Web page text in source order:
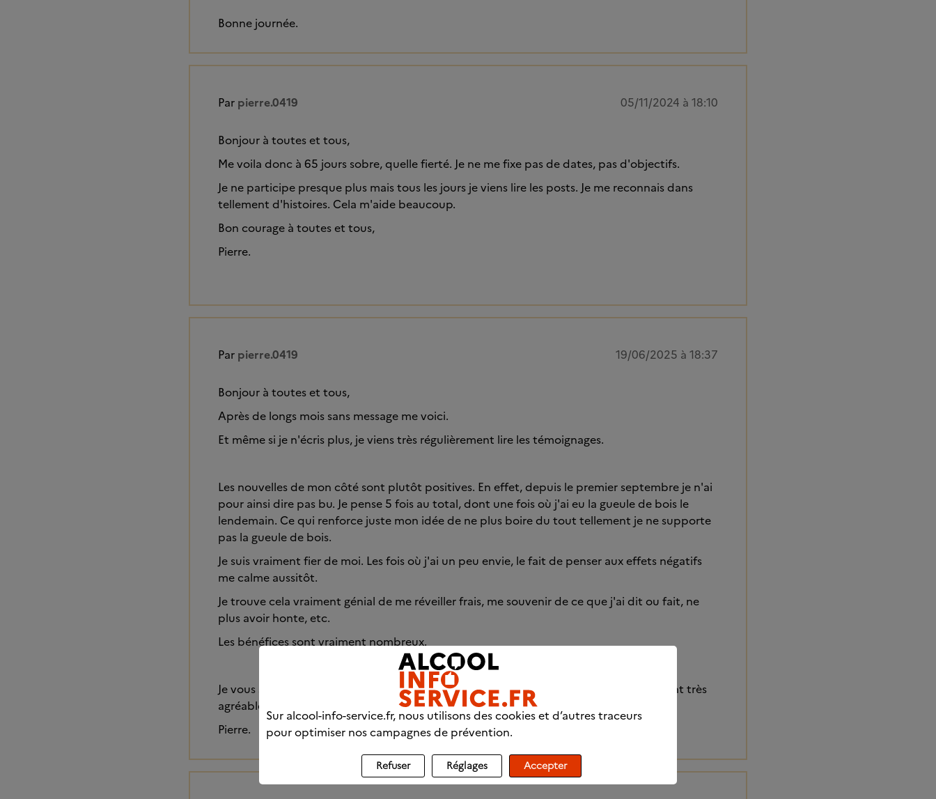
Bonne journée.
Par pierre.0419 05/11/2024 à 18:10
Bonjour à toutes et tous,
Me voila donc à 65 jours sobre, quelle fierté. Je ne me fixe pas de dates, pas d'objectifs.
Je ne participe presque plus mais tous les jours je viens lire les posts. Je me reconnais dans
tellement d'histoires. Cela m'aide beaucoup.
Bon courage à toutes et tous,
Pierre.
Par pierre.0419 19/06/2025 à 18:37
Bonjour à toutes et tous,
Après de longs mois sans message me voici.
Et même si je n'écris plus, je viens très régulièrement lire les témoignages.
Les nouvelles de mon côté sont plutôt positives. En effet, depuis le premier septembre je n'ai
pour ainsi dire pas bu. Je pense 5 fois au total, dont une fois où j'ai eu la gueule de bois le
lendemain. Ce qui renforce juste mon idée de ne plus boire du tout tellement je ne supporte
pas la gueule de bois.
Je suis vraiment fier de moi. Les fois où j'ai un peu envie, le fait de penser aux effets négatifs
me calme aussitôt.
Je trouve cela vraiment génial de me réveiller frais, me souvenir de ce que j'ai dit ou fait, ne
plus avoir honte, etc.
Les bénéfices sont vraiment nombreux.
Je vous souhaite à toutes et tous du courage. Ne pas boire fait peur, mais c'est vraiment très
agréable.
Pierre.
Sur alcool-info-service.fr, nous utilisons des cookies et d’autres traceurs
pour optimiser nos campagnes de prévention.
Refuser Réglages Accepter